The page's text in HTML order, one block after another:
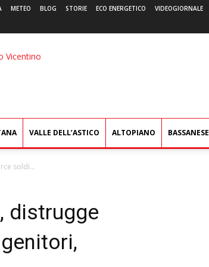
METEO BLOG STORIE ECO ENERGETICO VIDEOGIORNALE
L'Eco
VALLE DELL’ASTICO ALTOPIANO BASSANESE
soldi...
distrugge